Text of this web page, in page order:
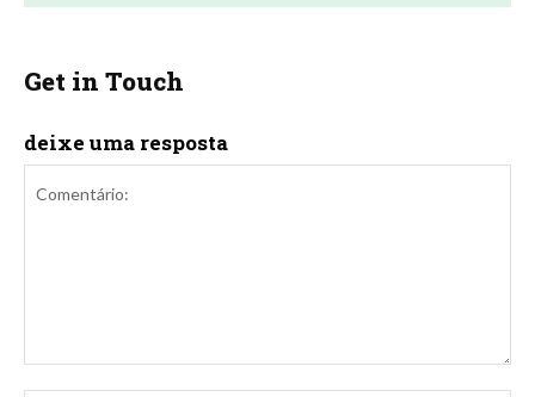
Get in Touch
deixe uma resposta